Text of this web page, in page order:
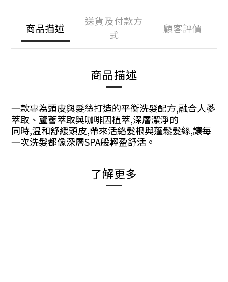
商品描述
送貨及付款方
式
顧客評價
商品描述
一款專為頭皮與髮絲打造的平衡洗髮配方,融合人蔘
萃取、蘆薈萃取與咖啡因植萃,深層潔淨的
同時,温和舒緩頭皮,帶來活絡髮根與蓬鬆髮絲,讓每
一次洗髮都像深層SPA般輕盈舒活。
了解更多